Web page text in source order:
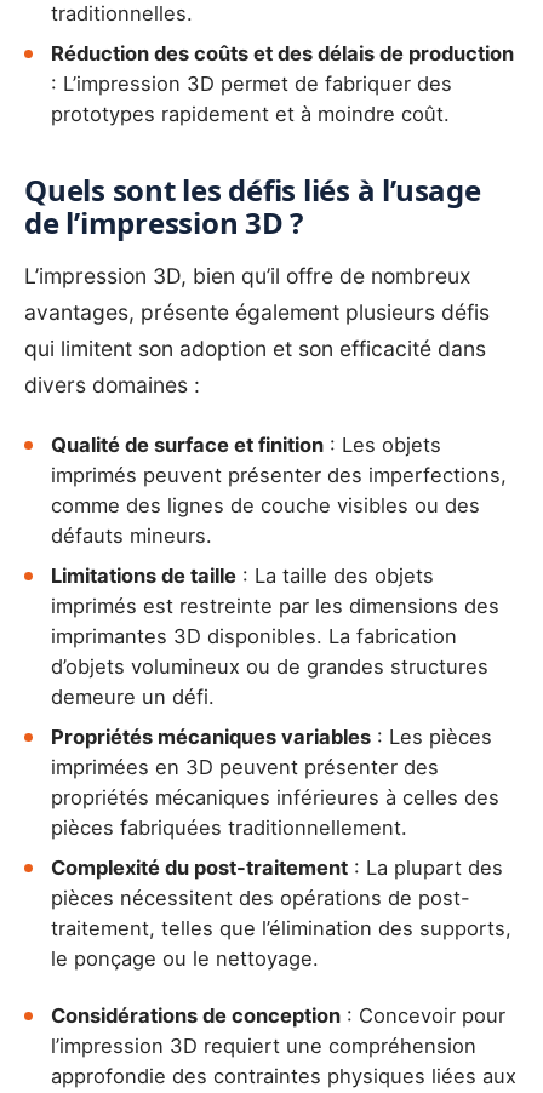
traditionnelles.
Réduction des coûts et des délais de production
: L’impression 3D permet de fabriquer des
prototypes rapidement et à moindre coût.
Quels sont les défis liés à l’usage
de l’impression 3D ?
L’impression 3D, bien qu’il offre de nombreux
avantages, présente également plusieurs défis
qui limitent son adoption et son efficacité dans
divers domaines :
Qualité de surface et finition : Les objets
imprimés peuvent présenter des imperfections,
comme des lignes de couche visibles ou des
défauts mineurs.
Limitations de taille : La taille des objets
imprimés est restreinte par les dimensions des
imprimantes 3D disponibles. La fabrication
d’objets volumineux ou de grandes structures
demeure un défi.
Propriétés mécaniques variables : Les pièces
imprimées en 3D peuvent présenter des
propriétés mécaniques inférieures à celles des
pièces fabriquées traditionnellement.
Complexité du post-traitement : La plupart des
pièces nécessitent des opérations de post-
traitement, telles que l’élimination des supports,
le ponçage ou le nettoyage.
Considérations de conception : Concevoir pour
l’impression 3D requiert une compréhension
approfondie des contraintes physiques liées aux